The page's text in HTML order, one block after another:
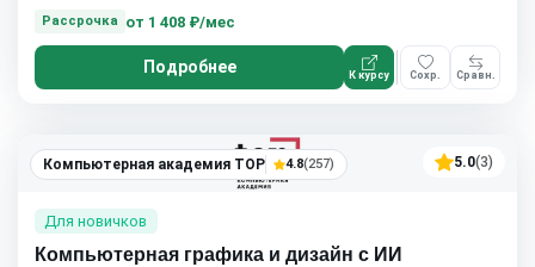
Рассрочка от 1 408 ₽/мес
Подробнее К курсу Сохр. Сравн.
5.0(3)
Компьютерная академия TOP 4.8(257)
Для новичков
Компьютерная графика и дизайн c ИИ